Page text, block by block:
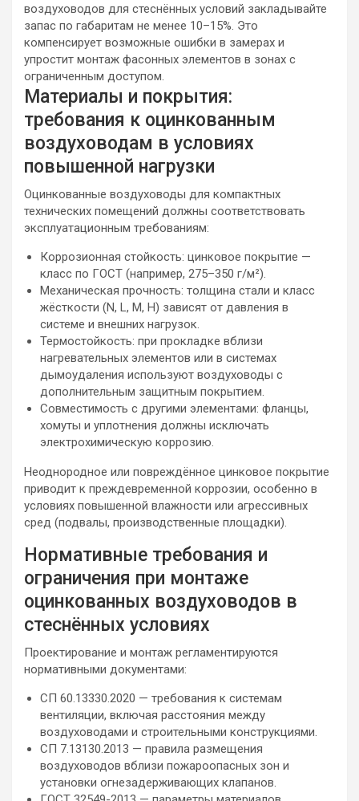
воздуховодов для стеснённых условий закладывайте
запас по габаритам не менее 10–15%. Это
компенсирует возможные ошибки в замерах и
упростит монтаж фасонных элементов в зонах с
ограниченным доступом.
Материалы и покрытия:
требования к оцинкованным
воздуховодам в условиях
повышенной нагрузки
Оцинкованные воздуховоды для компактных
технических помещений должны соответствовать
эксплуатационным требованиям:
Коррозионная стойкость: цинковое покрытие —
класс по ГОСТ (например, 275–350 г/м²).
Механическая прочность: толщина стали и класс
жёсткости (N, L, M, H) зависят от давления в
системе и внешних нагрузок.
Термостойкость: при прокладке вблизи
нагревательных элементов или в системах
дымоудаления используют воздуховоды с
дополнительным защитным покрытием.
Совместимость с другими элементами: фланцы,
хомуты и уплотнения должны исключать
электрохимическую коррозию.
Неоднородное или повреждённое цинковое покрытие
приводит к преждевременной коррозии, особенно в
условиях повышенной влажности или агрессивных
сред (подвалы, производственные площадки).
Нормативные требования и
ограничения при монтаже
оцинкованных воздуховодов в
стеснённых условиях
Проектирование и монтаж регламентируются
нормативными документами:
СП 60.13330.2020 — требования к системам
вентиляции, включая расстояния между
воздуховодами и строительными конструкциями.
СП 7.13130.2013 — правила размещения
воздуховодов вблизи пожароопасных зон и
установки огнезадерживающих клапанов.